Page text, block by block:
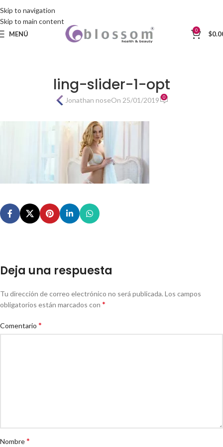
Skip to navigation
Skip to main content
MENÚ 0 $
ling-slider-1-opt
Jonathan noseOn 25/01/2019 0
Deja una respuesta
Tu dirección de correo electrónico no será publicada. Los campos
obligatorios están marcados con *
Comentario *
Nombre*